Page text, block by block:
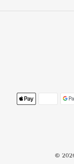
©